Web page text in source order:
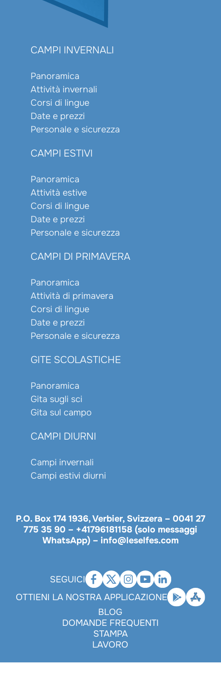
CAMPI INVERNALI
Panoramica
Attività invernali
Corsi di lingue
Date e prezzi
Personale e sicurezza
CAMPI ESTIVI
Panoramica
Attività estive
Corsi di lingue
Date e prezzi
Personale e sicurezza
CAMPI DI PRIMAVERA
Panoramica
Attività di primavera
Corsi di lingue
Date e prezzi
Personale e sicurezza
GITE SCOLASTICHE
Panoramica
Gita sugli sci
Gita sul campo
CAMPI DIURNI
Campi invernali
Campi estivi diurni
P.O. Box 174 1936, Verbier, Svizzera – 0041 27
775 35 90 – +41796181158 (solo messaggi
WhatsApp)– info@leselfes.com
SEGUICI
OTTIENI LA NOSTRA APPLICAZIONE
BLOG
DOMANDE FREQUENTI
STAMPA
LAVORO